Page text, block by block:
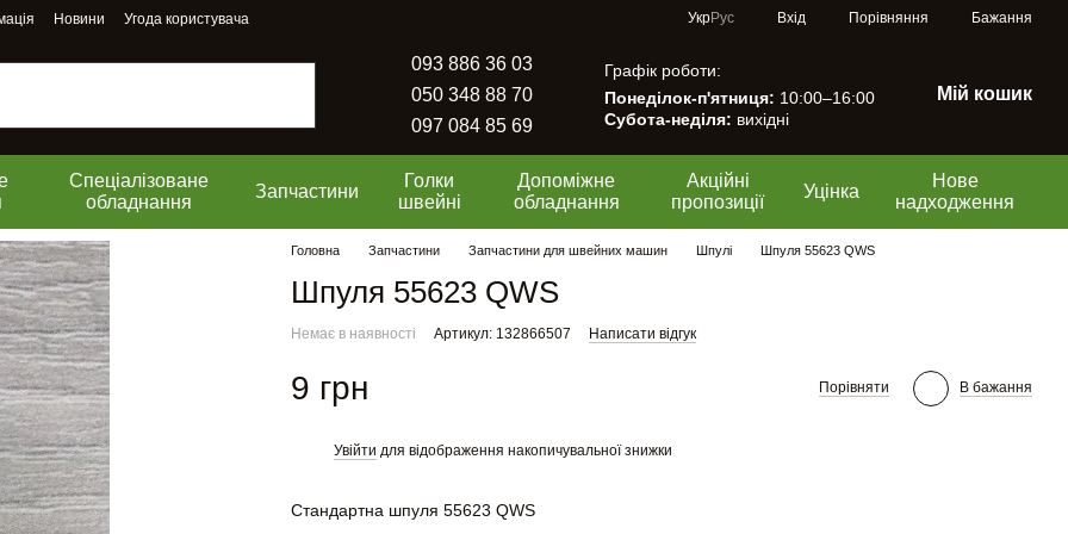
Новини Угода користувача УкрРус Вхід Порівняння Бажання
093 886 36 03
050 348 88 70
097 084 85 69
Графік роботи:
Понеділок-п'ятниця: 10:00–16:00
Субота-неділя: вихідні
Мій кошик
Спеціалізоване
обладнання
Запчастини
Голки
швейні
Допоміжне
обладнання
Акційні
пропозиції
Уцінка
Нове
надходження
Головна Запчастини Запчастини для швейних машин Шпулі Шпуля 55623 QWS
Шпуля 55623 QWS
Немає в наявності Артикул: 132866507 Написати відгук
9 грн Порівняти В бажання
Увійти для відображення накопичувальної знижки
Стандартна шпуля 55623 QWS